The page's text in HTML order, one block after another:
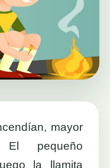
mayor
pequeño
la llamita